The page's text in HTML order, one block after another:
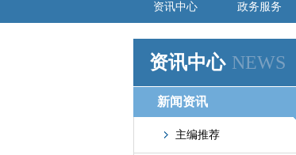
资讯中心 政务服务
资讯中心 NEWS
新闻资讯
主编推荐